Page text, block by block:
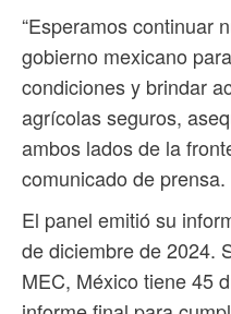
“Esperamos continuar
gobierno mexicano
condiciones y brindar
agrícolas seguros,
ambos lados de la
comunicado de prensa.
El panel emitió su
de diciembre de 2024.
MEC, México tiene 45